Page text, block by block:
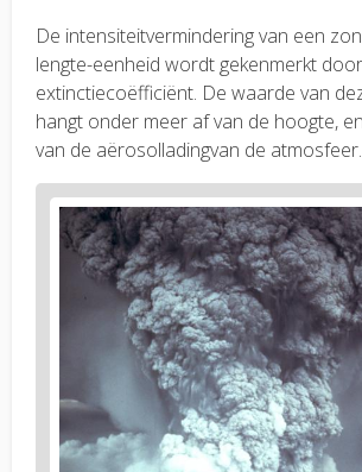
De intensiteitvermindering van een
lengte-eenheid wordt gekenmerkt
extinctiecoëfficiënt. De waarde van
hangt onder meer af van de hoogte,
van de aërosolladingvan de atmosfeer.